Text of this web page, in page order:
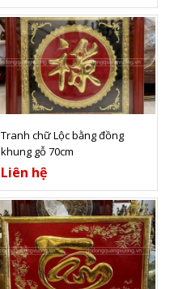
Xem thêm
Tranh chữ Lộc bằng đồng
khung gỗ 70cm
Liên hệ